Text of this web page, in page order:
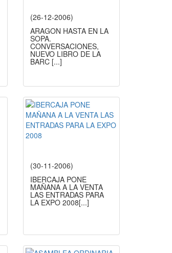
(26-12-2006)
ARAGON HASTA EN LA
SOPA.
CONVERSACIONES,
NUEVO LIBRO DE LA
BARC [...]
(30-11-2006)
IBERCAJA PONE
MAÑANA A LA VENTA
LAS ENTRADAS PARA
LA EXPO 2008[...]